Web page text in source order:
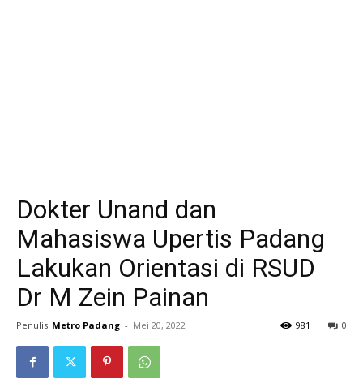
Dokter Unand dan
Mahasiswa Upertis Padang
Lakukan Orientasi di RSUD
Dr M Zein Painan
Penulis Metro Padang - Mei 20, 2022 0
981